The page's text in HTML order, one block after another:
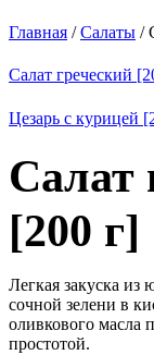
Главная /Салаты /
Салат греческий
Цезарь с курицей
Салат
[200 г]
Легкая закуска
сочной зелени в
оливкового масла
простотой.